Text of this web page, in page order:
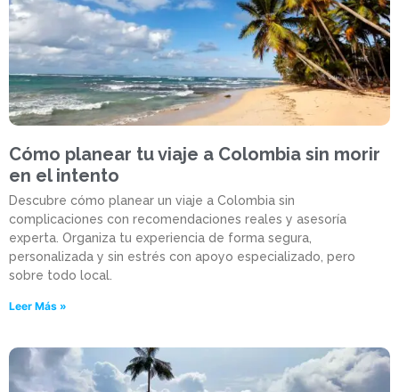
Cómo planear tu viaje a Colombia sin morir
en el intento
Descubre cómo planear un viaje a Colombia sin
complicaciones con recomendaciones reales y asesoría
experta. Organiza tu experiencia de forma segura,
personalizada y sin estrés con apoyo especializado, pero
sobre todo local.
Leer Más »